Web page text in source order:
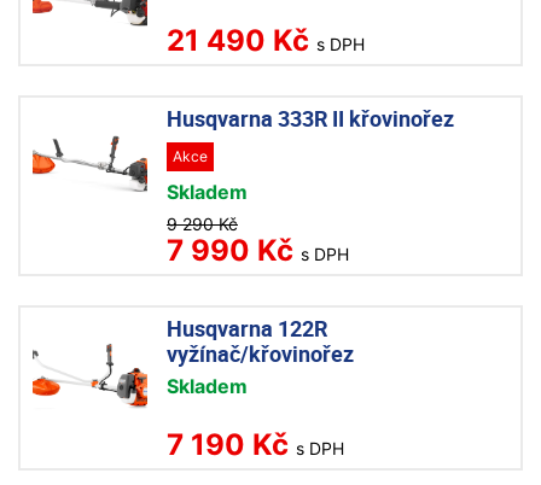
21 490 Kč s DPH
Husqvarna 333R II křovinořez
Akce
Skladem
9 290 Kč
7 990 Kč s DPH
Husqvarna 122R
vyžínač/křovinořez
Skladem
7 190 Kč s DPH